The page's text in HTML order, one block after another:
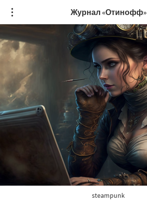
Журнал «Отинофф»
steampunk